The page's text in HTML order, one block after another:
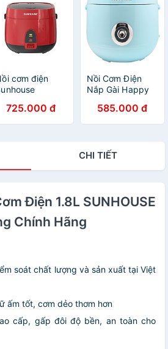
cơm điện
Lít- Hàng chính
725.000 đ
Nồi Cơm Điện
Nắp Gài Happy
HTD8522G (1.2
lít) - Xanh - Hàng
585.000 đ
CHI TIẾT
Điện 1.8L SUNHOUSE
Chính Hãng
soát chất lượng và sản xuất tại Việt
ấm tốt, cơm dẻo thơm hơn
cấp, gấp đôi độ bền, an toàn cho